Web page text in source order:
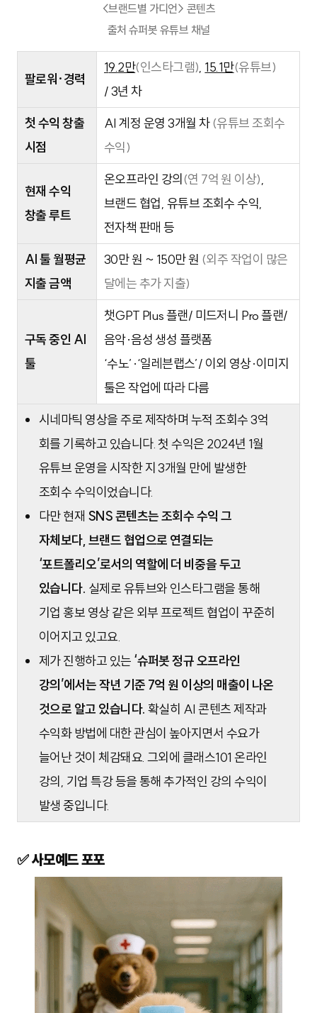
<브랜드별 가디언> 콘텐츠
출처 슈퍼봇 유튜브 채널
팔로워·경력
19.2만(인스타그램), 15.1만(유튜브)
/3년 차
첫 수익 창출
시점
AI 계정 운영 3개월 차(유튜브 조회수
수익)
현재 수익
창출 루트
온오프라인 강의(연 7억 원 이상),
브랜드 협업, 유튜브 조회수 수익,
전자책 판매 등
AI 툴 월평균
지출 금액
30만 원 ~ 150만 원 (외주 작업이 많은
달에는 추가 지출)
구독 중인 AI
툴
챗GPT Plus 플랜/ 미드저니 Pro 플랜/
음악·음성 생성 플랫폼
‘수노’·‘일레븐랩스’/ 이외 영상·이미지
툴은 작업에 따라 다름
시네마틱 영상을 주로 제작하며 누적 조회수 3억
회를 기록하고 있습니다. 첫 수익은 2024년 1월
유튜브 운영을 시작한 지 3개월 만에 발생한
조회수 수익이었습니다.
다만 현재 SNS 콘텐츠는 조회수 수익 그
자체보다, 브랜드 협업으로 연결되는
‘포트폴리오’로서의 역할에 더 비중을 두고
있습니다. 실제로 유튜브와 인스타그램을 통해
기업 홍보 영상 같은 외부 프로젝트 협업이 꾸준히
이어지고 있고요.
제가 진행하고 있는 ‘슈퍼봇 정규 오프라인
강의’에서는 작년 기준 7억 원 이상의 매출이 나온
것으로 알고 있습니다. 확실히 AI 콘텐츠 제작과
수익화 방법에 대한 관심이 높아지면서 수요가
늘어난 것이 체감돼요. 그외에 클래스101 온라인
강의, 기업 특강 등을 통해 추가적인 강의 수익이
발생 중입니다.
✅ 사모예드 포포